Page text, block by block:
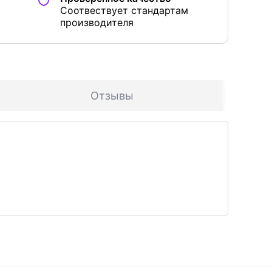
Соотвествует стандартам
производителя
Отзывы